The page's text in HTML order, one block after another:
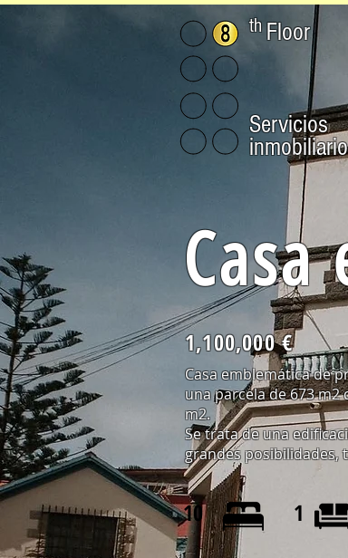
th Floor
Servicios
1,100,000 €
Casa emblemática de
una parcela de 673
m2.
Se trata de una
grandes posibilidades,
10 1